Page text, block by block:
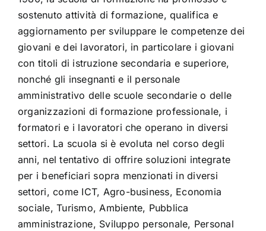
sostenuto attività di formazione, qualifica e
aggiornamento per sviluppare le competenze dei
giovani e dei lavoratori, in particolare i giovani
con titoli di istruzione secondaria e superiore,
nonché gli insegnanti e il personale
amministrativo delle scuole secondarie o delle
organizzazioni di formazione professionale, i
formatori e i lavoratori che operano in diversi
settori. La scuola si è evoluta nel corso degli
anni, nel tentativo di offrire soluzioni integrate
per i beneficiari sopra menzionati in diversi
settori, come ICT, Agro-business, Economia
sociale, Turismo, Ambiente, Pubblica
amministrazione, Sviluppo personale, Personal